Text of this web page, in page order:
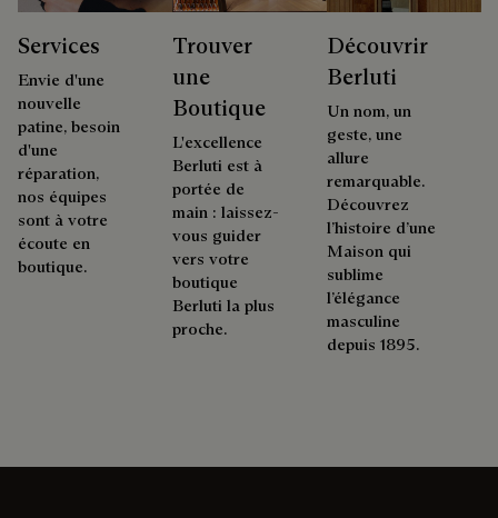
Services
Envie d'une
nouvelle
patine, besoin
d'une
réparation,
nos équipes
sont à votre
écoute en
boutique.
Trouver
une
Boutique
L'excellence
Berluti est à
portée de
main : laissez-
vous guider
vers votre
boutique
Berluti la plus
proche.
Découvrir
Berluti
Un nom, un
geste, une
allure
remarquable.
Découvrez
l’histoire d’une
Maison qui
sublime
l’élégance
masculine
depuis 1895.